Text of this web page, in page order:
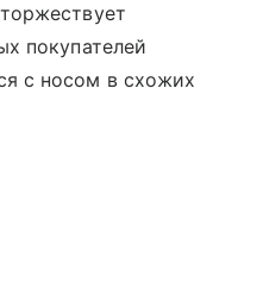
покупателей
с носом в схожих